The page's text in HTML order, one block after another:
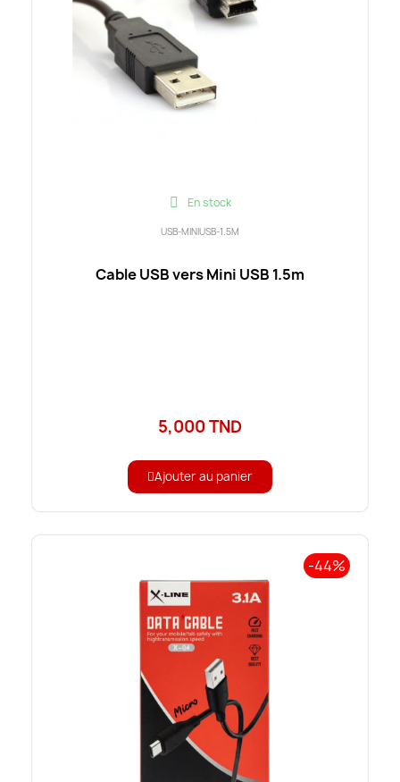
En stock
USB-MINIUSB-1.5M
Cable USB vers Mini USB 1.5m
5,000 TND
Ajouter au panier
-44%